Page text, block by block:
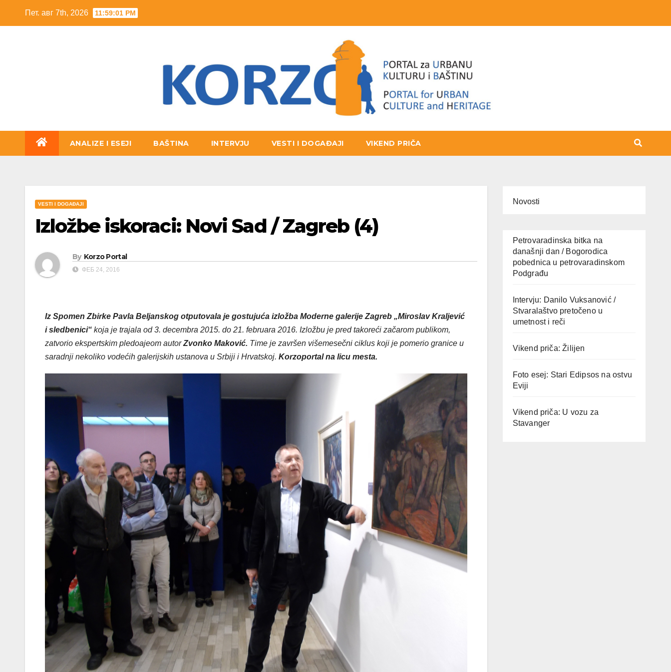
Пет. авг 7th, 2026 11:59:02 PM
ANALIZE I ESEJI BAŠTINA INTERVJU VESTI I DOGAĐAJI VIKEND PRIČA
VESTI I DOGAĐAJI
Izložbe iskoraci: Novi Sad / Zagreb (4)
By Korzo Portal
ФЕБ 24, 2016
Iz Spomen Zbirke Pavla Beljanskog otputovala je gostujuća izložba Moderne galerije Zagreb „Miroslav Kraljević
i sledbenici“ koja je trajala od 3. decembra 2015. do 21. februara 2016. Izložbu je pred takoreći začarom publikom,
zatvorio ekspertskim pledoajeom autorZvonko Maković. Time je završen višemesečni ciklus koji je pomerio granice u
saradnji nekoliko vodećih galerijskih ustanova u Srbiji i Hrvatskoj. Korzoportal na licu mesta.
Novosti
Petrovaradinska bitka na
današnji dan / Bogorodica
pobednica u petrovaradinskom
Podgrađu
Intervju: Danilo Vuksanović /
Stvaralaštvo pretočeno u
umetnost i reči
Vikend priča: Žilijen
Foto esej: Stari Edipsos na ostvu
Eviji
Vikend priča: U vozu za
Stavanger